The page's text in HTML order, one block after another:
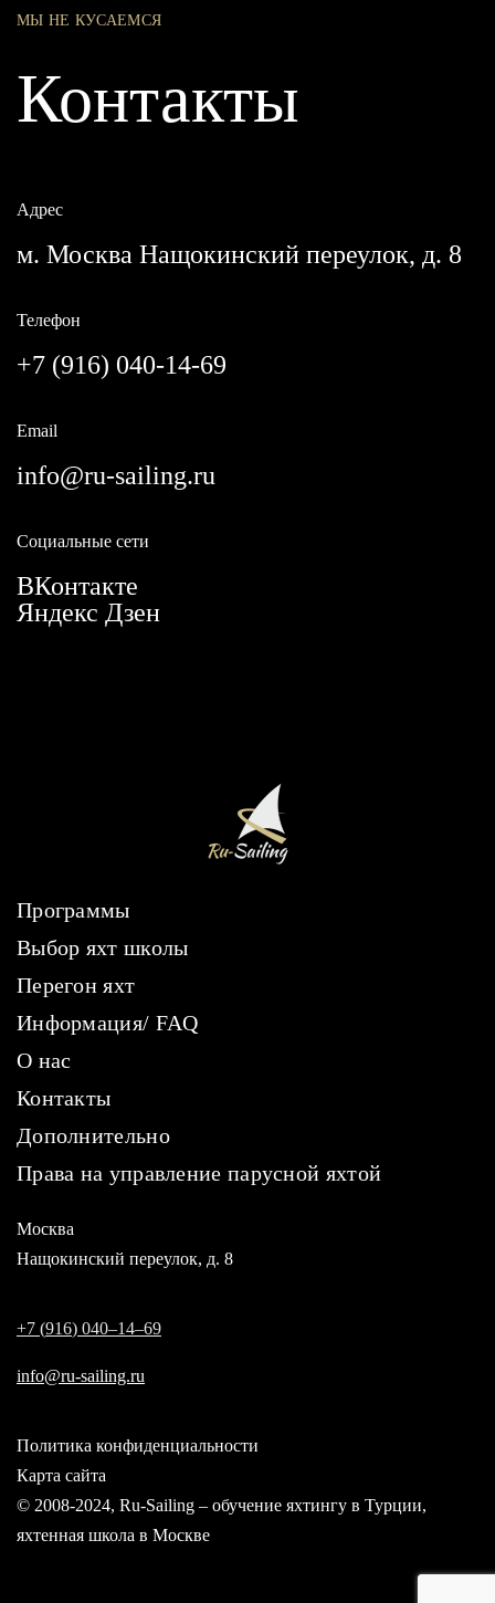
МЫ НЕ КУСАЕМСЯ
Контакты
Адрес
м. Москва Нащокинский переулок, д. 8
Телефон
+7 (916) 040-14-69
Email
info@ru-sailing.ru
Социальные сети
ВКонтакте
Яндекс Дзен
Программы
Выбор яхт школы
Перегон яхт
Информация/ FAQ
О нас
Контакты
Дополнительно
Права на управление парусной яхтой
Москва
Нащокинский переулок, д. 8
+7 (916) 040–14–69
info@ru-sailing.ru
Политика конфиденциальности
Карта сайта
© 2008-2024, Ru-Sailing – обучение яхтингу в Турции,
яхтенная школа в Москве